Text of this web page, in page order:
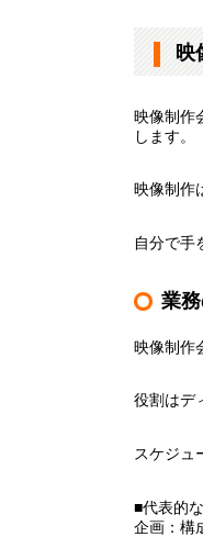
映
映像制作
します。
映像制作
自分で手
業
映像制作
役割はデ
スケジュ
■代表的
企画：構